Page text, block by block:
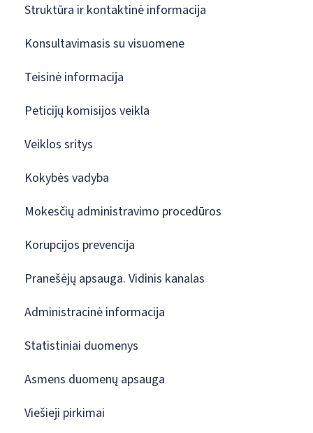
Struktūra ir kontaktinė informacija
Konsultavimasis su visuomene
Teisinė informacija
Peticijų komisijos veikla
Veiklos sritys
Kokybės vadyba
Mokesčių administravimo procedūros
Korupcijos prevencija
Pranešėjų apsauga. Vidinis kanalas
Administracinė informacija
Statistiniai duomenys
Asmens duomenų apsauga
Viešieji pirkimai